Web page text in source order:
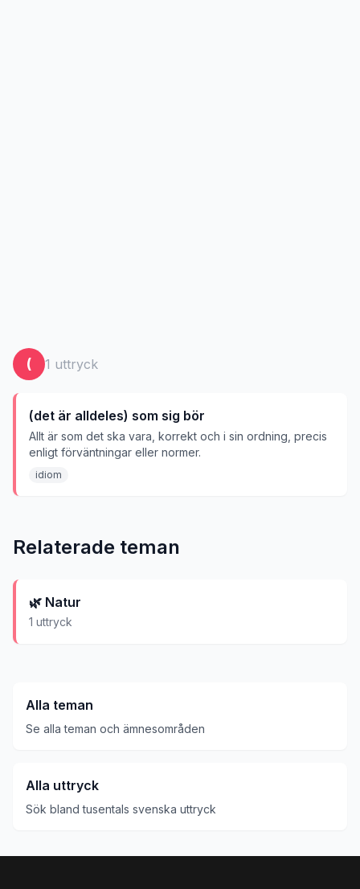
( 1 uttryck
(det är alldeles) som sig bör
Allt är som det ska vara, korrekt och i sin ordning, precis
enligt förväntningar eller normer.
idiom
Relaterade teman
🌿 Natur
1 uttryck
Alla teman
Se alla teman och ämnesområden
Alla uttryck
Sök bland tusentals svenska uttryck